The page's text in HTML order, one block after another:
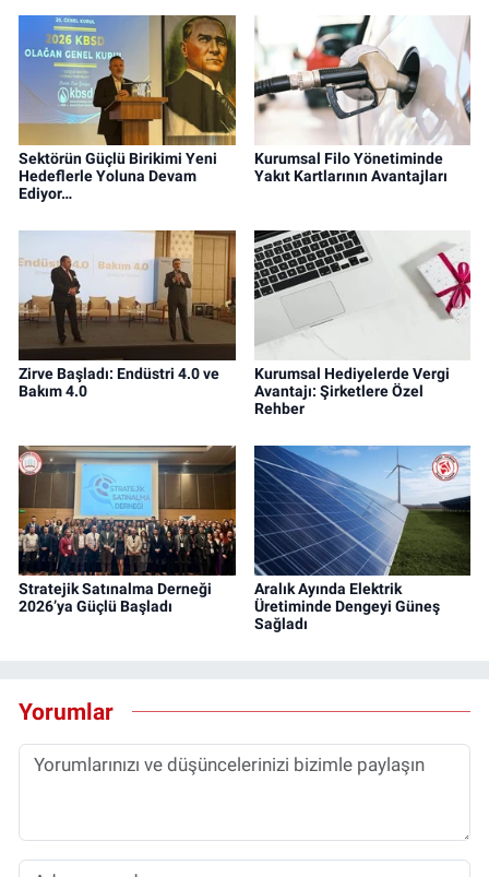
Sektörün Güçlü Birikimi Yeni
Hedeflerle Yoluna Devam
Ediyor…
Kurumsal Filo Yönetiminde
Yakıt Kartlarının Avantajları
Zirve Başladı: Endüstri 4.0 ve
Bakım 4.0
Kurumsal Hediyelerde Vergi
Avantajı: Şirketlere Özel
Rehber
Stratejik Satınalma Derneği
2026’ya Güçlü Başladı
Aralık Ayında Elektrik
Üretiminde Dengeyi Güneş
Sağladı
Yorumlar